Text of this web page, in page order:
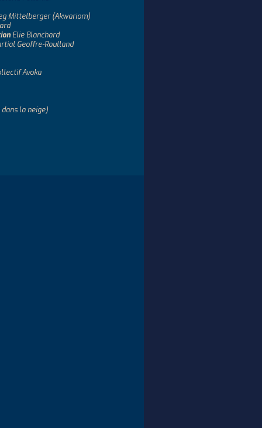
Mittelberger (Akwariom)
Elie Blanchard
Geoffre-Roulland
Avoka
la neige)